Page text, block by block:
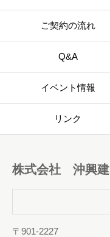
ご契約の流れ
Q&A
イベント情報
リンク
株式会社 沖興建
〒901-2227